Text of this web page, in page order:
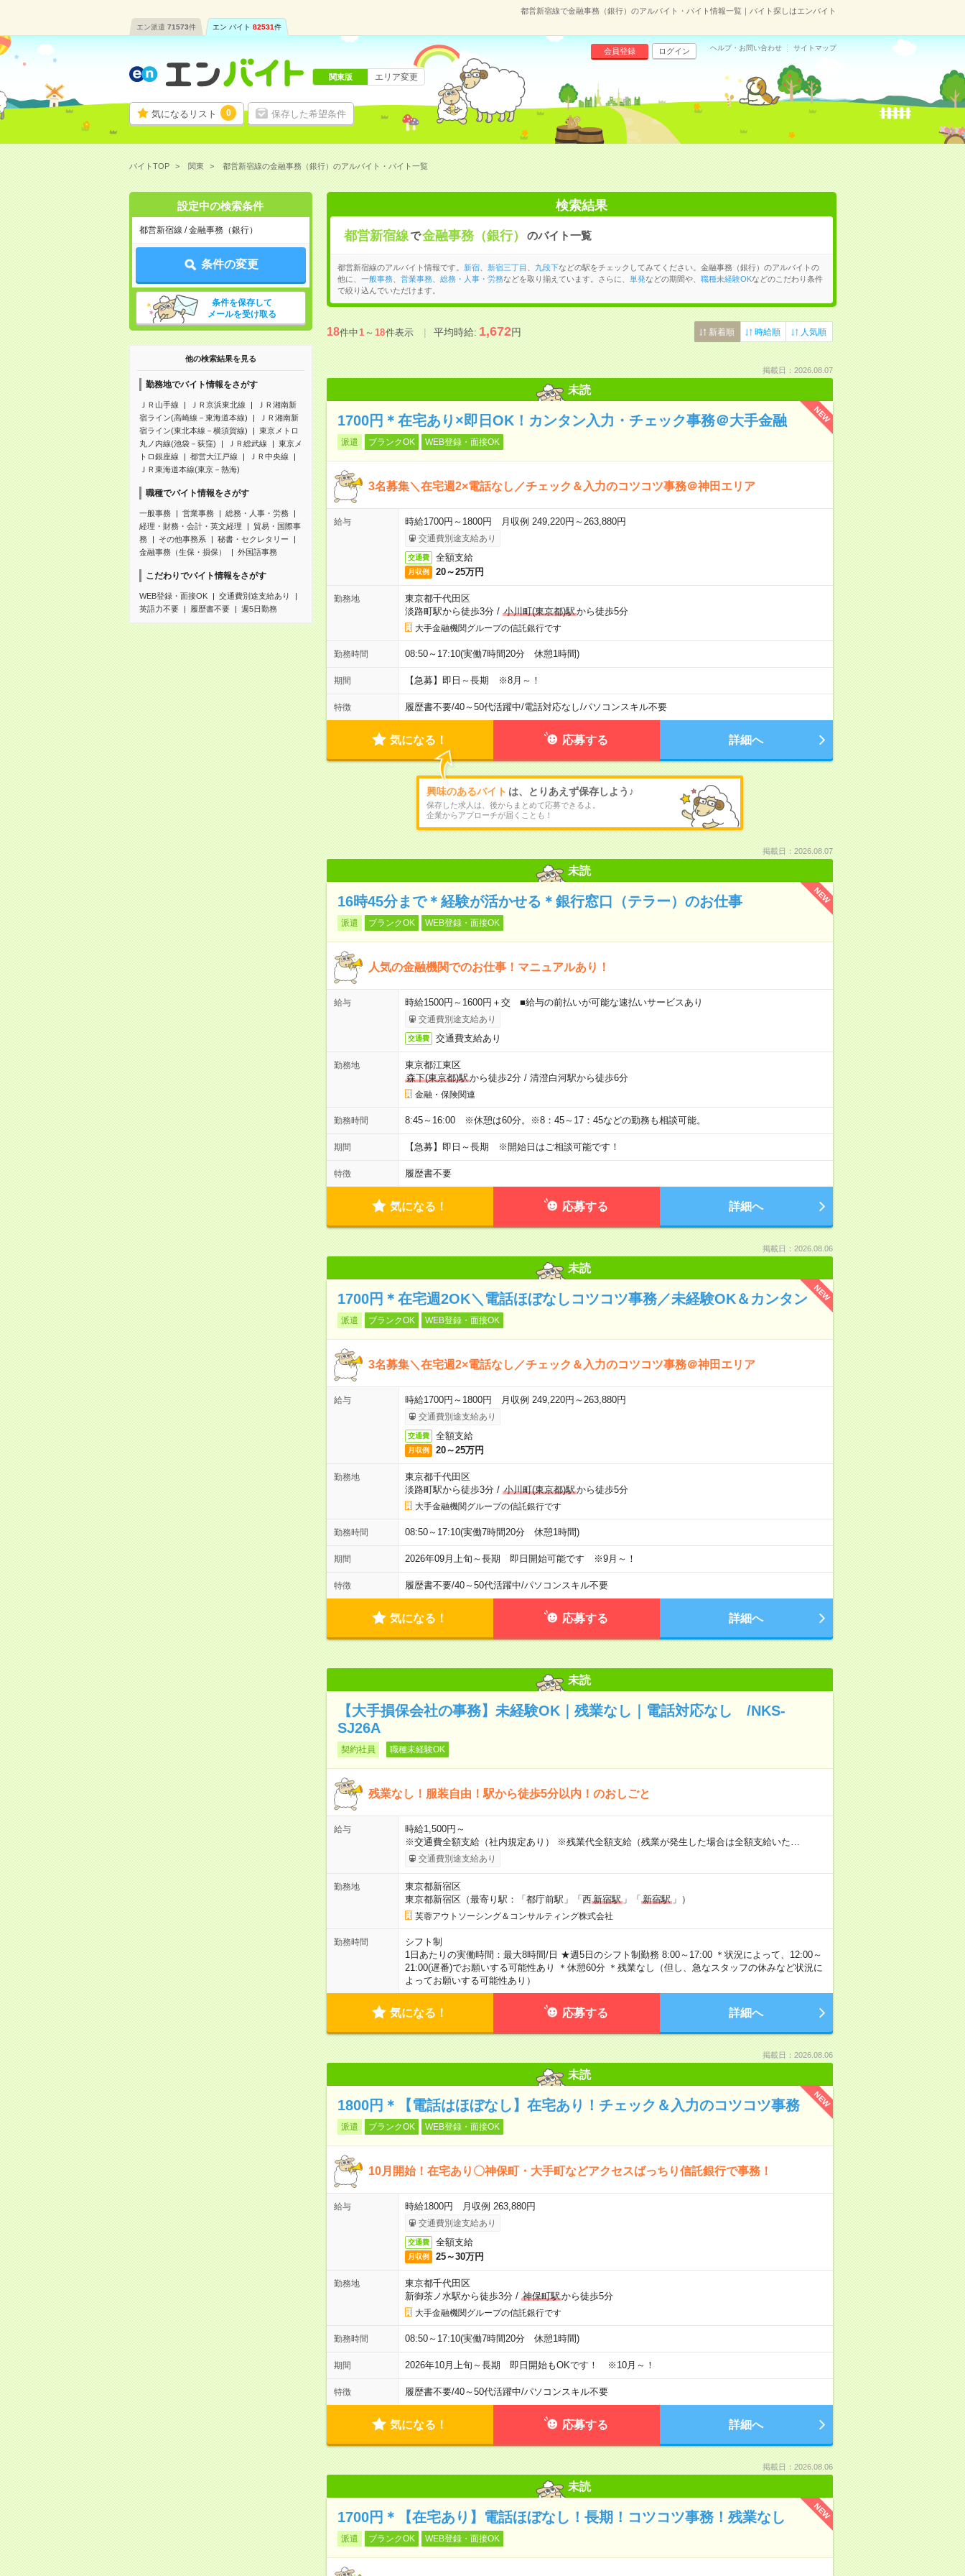
都営新宿線で金融事務（銀行）のアルバイト・バイト情報一覧｜バイト探しはエンバイト
エン派遣 71573件 エン バイト 82531件
気になるリスト 0 保存した希望条件
会員登録 ログイン ヘルプ・お問い合わせ サイトマップ
関東版 エリア変更
バイトTOP 関東 都営新宿線の金融事務（銀行）のアルバイト・バイト一覧
設定中の検索条件
都営新宿線 / 金融事務（銀行）
条件の変更
条件を保存して
メールを受け取る
他の検索結果を見る
勤務地でバイト情報をさがす
ＪＲ山手線 ＪＲ京浜東北線
ＪＲ湘南新
宿ライン(高崎線－東海道本線)
ＪＲ湘南新
宿ライン(東北本線－横須賀線)
東京メトロ
丸ノ内線(池袋－荻窪)
ＪＲ総武線
東京メ
トロ銀座線
都営大江戸線
ＪＲ中央線
ＪＲ東海道本線(東京－熱海)
職種でバイト情報をさがす
一般事務 営業事務
総務・人事・労務
経理・財務・会計・英文経理
貿易・国際事
務
その他事務系
秘書・セクレタリー
金融事務（生保・損保）
外国語事務
こだわりでバイト情報をさがす
WEB登録・面接OK
交通費別途支給あり
英語力不要
履歴書不要 週5日勤務
検索結果
都営新宿線で金融事務（銀行） のバイト一覧
都営新宿線のアルバイト情報です。 新宿、 新宿三丁目 九段下などの駅をチェックしてみてください。金融事務（銀行）のアルバイトの
他に、 一般事務、 営業事務、 総務・人事・労務などを取り揃えています。さらに、 単発などの期間や、 職種未経験OKなどのこだわり条件
で絞り込んでいただけます。
18件中1～18件表示 平均時給:1,672円 新着順 時給順 人気順
掲載日：2026.08.07
未読
NEW
1700円＊在宅あり×即日OK！カンタン入力・チェック事務＠大手金融
派遣 ブランクOK WEB登録・面接OK
3名募集＼在宅週2×電話なし／チェック＆入力のコツコツ事務＠神田エリア
給与 時給1700円～1800円 月収例 249,220円～263,880円
交通費別途支給あり
交通費 全額支給
月収例 20～25万円
勤務地
東京都千代田区
淡路町駅から徒歩3分/ 小川町(東京都)駅から徒歩5分
大手金融機関グループの信託銀行です
勤務時間 08:50～17:10(実働7時間20分 休憩1時間)
期間 【急募】即日～長期 ※8月～！
特徴 履歴書不要/40～50代活躍中/電話対応なし/パソコンスキル不要
気になる！ 応募する 詳細へ
興味のあるバイト は、とりあえず保存しよう♪
保存した求人は、後からまとめて応募できるよ。
企業からアプローチが届くことも！
掲載日：2026.08.07
未読
NEW
16時45分まで＊経験が活かせる＊銀行窓口（テラー）のお仕事
派遣 ブランクOK WEB登録・面接OK
人気の金融機関でのお仕事！マニュアルあり！
給与 時給1500円～1600円＋交 ■給与の前払いが可能な速払いサービスあり
交通費別途支給あり
交通費 交通費支給あり
勤務地
東京都江東区
森下(東京都)駅から徒歩2分/ 清澄白河駅から徒歩6分
金融・保険関連
勤務時間 8:45～16:00 ※休憩は60分。※8：45～17：45などの勤務も相談可能。
期間 【急募】即日～長期 ※開始日はご相談可能です！
特徴 履歴書不要
気になる！ 応募する 詳細へ
掲載日：2026.08.06
未読
NEW
1700円＊在宅週2OK＼電話ほぼなしコツコツ事務／未経験OK＆カンタン
派遣 ブランクOK WEB登録・面接OK
3名募集＼在宅週2×電話なし／チェック＆入力のコツコツ事務＠神田エリア
給与 時給1700円～1800円 月収例 249,220円～263,880円
交通費別途支給あり
交通費 全額支給
月収例 20～25万円
勤務地
東京都千代田区
淡路町駅から徒歩3分/ 小川町(東京都)駅から徒歩5分
大手金融機関グループの信託銀行です
勤務時間 08:50～17:10(実働7時間20分 休憩1時間)
期間 2026年09月上旬～長期 即日開始可能です ※9月～！
特徴 履歴書不要/40～50代活躍中/パソコンスキル不要
気になる！ 応募する 詳細へ
未読
【大手損保会社の事務】未経験OK｜残業なし｜電話対応なし /NKS-
SJ26A
契約社員 職種未経験OK
残業なし！服装自由！駅から徒歩5分以内！のおしごと
給与
時給1,500円～
※交通費全額支給（社内規定あり） ※残業代全額支給（残業が発生した場合は全額支給いた…
交通費別途支給あり
勤務地
東京都新宿区
東京都新宿区（最寄り駅：「都庁前駅」「西新宿駅」「新宿駅」）
芙蓉アウトソーシング＆コンサルティング株式会社
勤務時間
シフト制
1日あたりの実働時間：最大8時間/日 ★週5日のシフト制勤務 8:00～17:00 ＊状況によって、12:00～
21:00(遅番)でお願いする可能性あり ＊休憩60分 ＊残業なし（但し、急なスタッフの休みなど状況に
よってお願いする可能性あり）
気になる！ 応募する 詳細へ
掲載日：2026.08.06
未読
NEW
1800円＊【電話はほぼなし】在宅あり！チェック＆入力のコツコツ事務
派遣 ブランクOK WEB登録・面接OK
10月開始！在宅あり〇神保町・大手町などアクセスばっちり信託銀行で事務！
給与 時給1800円 月収例 263,880円
交通費別途支給あり
交通費 全額支給
月収例 25～30万円
勤務地
東京都千代田区
新御茶ノ水駅から徒歩3分/ 神保町駅から徒歩5分
大手金融機関グループの信託銀行です
勤務時間 08:50～17:10(実働7時間20分 休憩1時間)
期間 2026年10月上旬～長期 即日開始もOKです！ ※10月～！
特徴 履歴書不要/40～50代活躍中/パソコンスキル不要
気になる！ 応募する 詳細へ
掲載日：2026.08.06
未読
NEW
1700円＊【在宅あり】電話ほぼなし！長期！コツコツ事務！残業なし
派遣 ブランクOK WEB登録・面接OK